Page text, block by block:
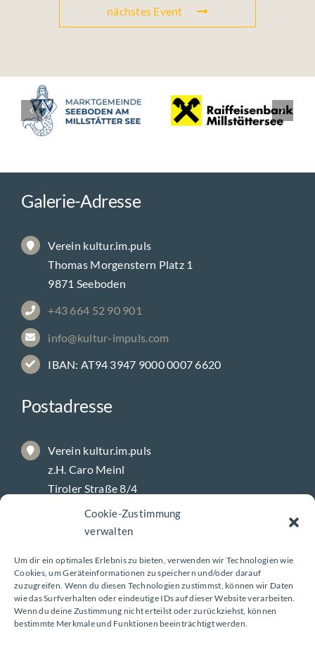
Cookie-Zustimmung
verwalten
Um dir ein optimales Erlebnis zu bieten, verwenden wir Technologien wie
Cookies, um Geräteinformationen zu speichern und/oder darauf
zuzugreifen. Wenn du diesen Technologien zustimmst, können wir Daten
wie das Surfverhalten oder eindeutige IDs auf dieser Website verarbeiten.
Wenn du deine Zustimmung nicht erteilst oder zurückziehst, können
bestimmte Merkmale und Funktionen beeinträchtigt werden.
nächstes Event
Galerie-Adresse
Verein kultur.im.puls
Thomas Morgenstern Platz 1
9871 Seeboden
+43 664 52 90 901
info@kultur-impuls.com
IBAN: AT94 3947 9000 0007 6620
Postadresse
Verein kultur.im.puls
z.H. Caro Meinl
Tiroler Straße 8/4
9800 Spittal/Drau
Galerie-Öffnungszeiten
Montag – Freitag
8 – 18 Uhr